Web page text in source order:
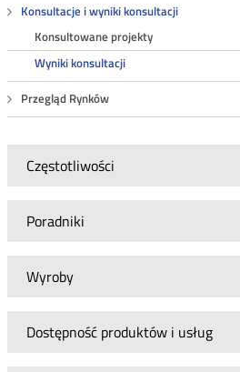
Konsultacje i wyniki konsultacji
Konsultowane projekty
Wyniki konsultacji
Przegląd Rynków
Częstotliwości
Poradniki
Wyroby
Dostępność produktów i usług